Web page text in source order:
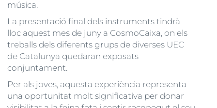
música.
La presentació final dels instruments tindrà
lloc aquest mes de juny a CosmoCaixa, on els
treballs dels diferents grups de diverses UEC
de Catalunya quedaran exposats
conjuntament.
Per als joves, aquesta experiència representa
una oportunitat molt significativa per donar